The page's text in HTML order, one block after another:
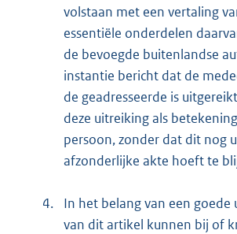
volstaan met een vertaling
essentiële onderdelen
de bevoegde buitenlandse
instantie bericht dat de
de geadresseerde is
deze uitreiking als
persoon, zonder dat dit nog
afzonderlijke akte hoeft te
4.
In het belang van een goede
van dit artikel kunnen bij of